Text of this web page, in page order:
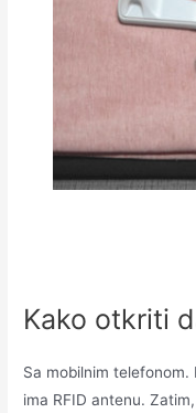
Kako otkriti
Sa mobilnim
ima RFID antenu.